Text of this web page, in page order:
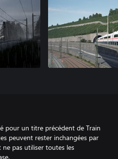
pour un titre précédent de Train
peuvent rester inchangées par
pas utiliser toutes les